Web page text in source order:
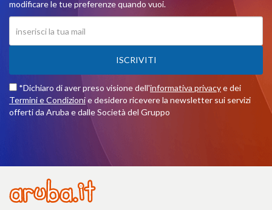
modificare le tue preferenze quando vuoi.
ISCRIVITI
*Dichiaro di aver preso visione dell'informativa privacye dei
Termini e Condizionie desidero ricevere la newsletter sui servizi
offerti da Aruba e dalle Società del Gruppo